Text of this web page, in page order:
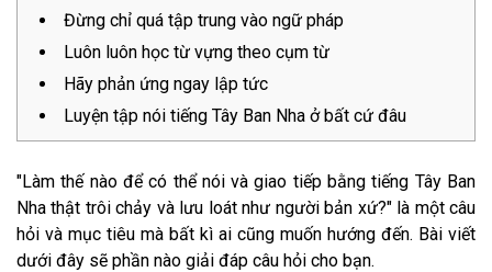
Đừng chỉ quá tập trung vào ngữ pháp
Luôn luôn học từ vựng theo cụm từ
Hãy phản ứng ngay lập tức
Luyện tập nói tiếng Tây Ban Nha ở bất cứ đâu
"Làm thế nào để có thể nói và giao tiếp bằng tiếng Tây Ban
Nha thật trôi chảy và lưu loát như người bản xứ?" là một câu
hỏi và mục tiêu mà bất kì ai cũng muốn hướng đến. Bài viết
dưới đây sẽ phần nào giải đáp câu hỏi cho bạn.